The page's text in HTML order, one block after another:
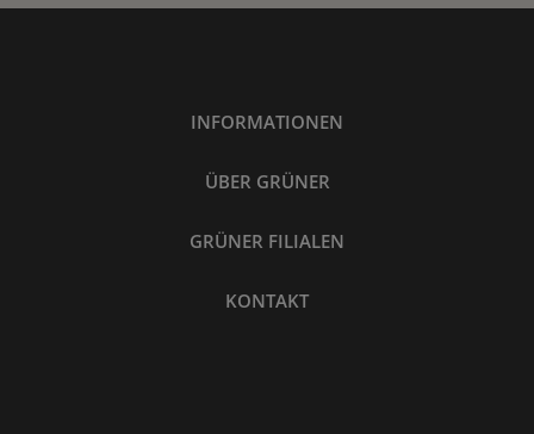
INFORMATIONEN
ÜBER GRÜNER
GRÜNER FILIALEN
KONTAKT